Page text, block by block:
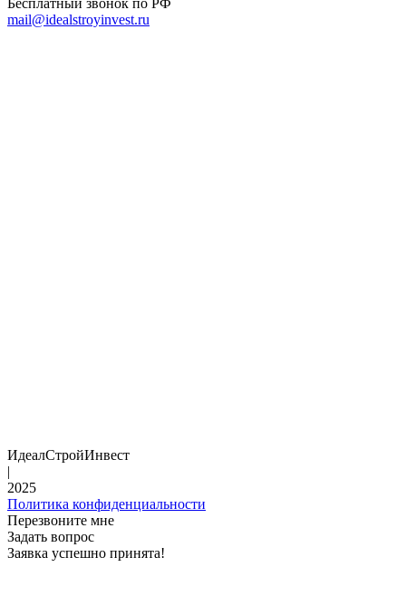
Бесплатный звонок по РФ
mail@idealstroyinvest.ru
ИдеалСтройИнвест
|
2025
Политика конфиденциальности
Перезвоните мне
Задать вопрос
Заявка успешно принята!